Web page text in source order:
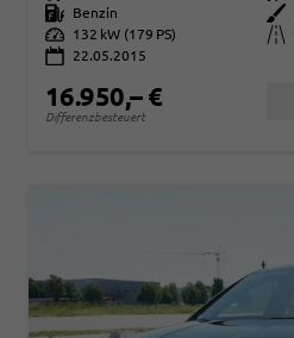
Kraftstoff
Benzin Außenfarbe
Leistung
132 kW (179 PS) Kilometerstand
22.05.2015
16.950,– €
Differenzbesteuert